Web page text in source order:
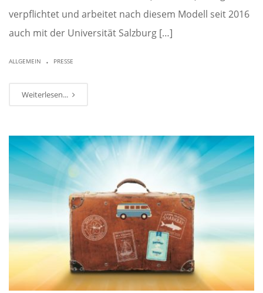
verpflichtet und arbeitet nach diesem Modell seit 2016
auch mit der Universität Salzburg […]
ALLGEMEIN . PRESSE
Weiterlesen...
JULI
07